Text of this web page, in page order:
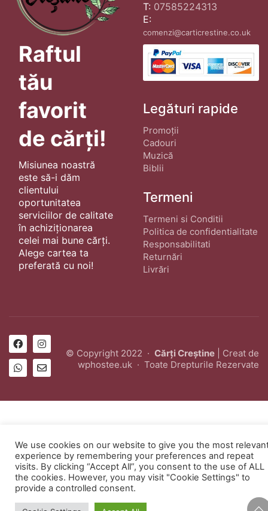
Raftul
tău
favorit
de cărți!
Misiunea noastră
este să-i dăm
clientului
oportunitatea
serviciilor de calitate
în achiziționarea
celei mai bune cărți.
Alege cartea ta
preferată cu noi!
T: 07585224313
E:
comenzi@carticrestine.co.uk
Legături rapide
Promoții
Cadouri
Muzică
Biblii
Termeni
Termeni si Conditii
Politica de confidentialitate
Responsabilitati
Returnări
Livrări
© Copyright 2022 · Cărți Creștine | Creat de
wphostee.uk · Toate Drepturile Rezervate
We use cookies on our website to give you the most
experience by remembering your preferences and repeat
visits. By clicking “Accept All”, you consent to the use of ALL
the cookies. However, you may visit "Cookie Settings" to
provide a controlled consent.